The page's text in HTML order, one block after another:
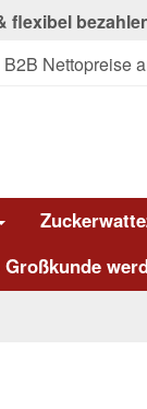
flexibel
B2B Nettopreise
Großkunde